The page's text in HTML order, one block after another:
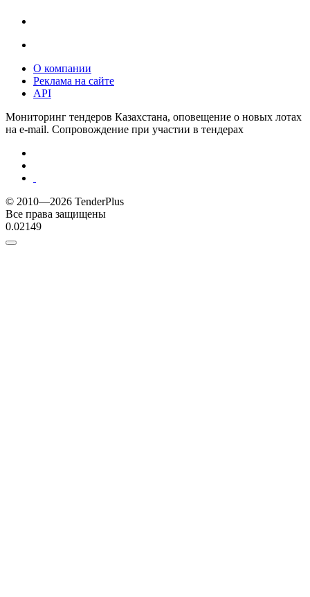
О компании
Реклама на сайте
API
Мониторинг тендеров Казахстана, оповещение о новых лотах
на e-mail. Сопровождение при участии в тендерах
© 2010—2026 TenderPlus
Все права защищены
0.02149